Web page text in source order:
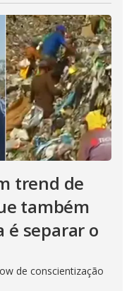
trend de
também
é separar o
de conscientização